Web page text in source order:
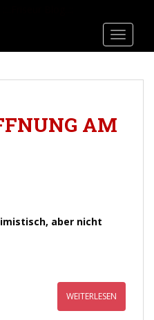
AM
aber nicht
WEITERLESEN